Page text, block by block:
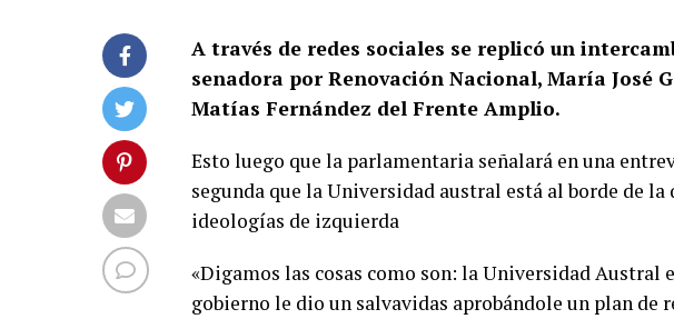
A través de redes sociales se replicó un
senadora por Renovación Nacional, María José
Matías Fernández del Frente Amplio.
Esto luego que la parlamentaria señalará en una
segunda que la Universidad austral está al borde de la
ideologías de izquierda
«Digamos las cosas como son: la Universidad Austral
gobierno le dio un salvavidas aprobándole un plan de